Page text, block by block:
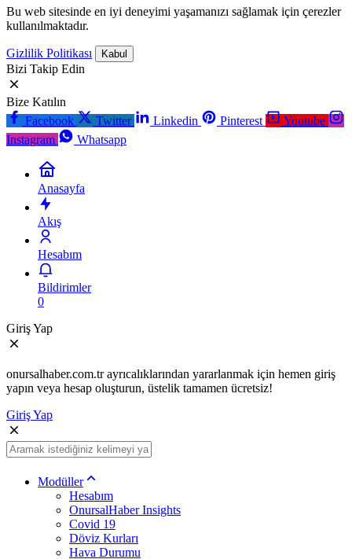
Bu web sitesinde en iyi deneyimi yaşamanızı sağlamak için çerezler
kullanılmaktadır.
Gizlilik Politikası Kabul
Bizi Takip Edin
Bize Katılın
Facebook
Twitter Linkedin Pinterest
Youtube
Instagram
Whatsapp
Anasayfa
Akış
Hesabım
Bildirimler
0
Giriş Yap
onursalhaber.com.tr ayrıcalıklarından yararlanmak için hemen giriş
yapın veya hesap oluşturun, üstelik tamamen ücretsiz!
Giriş Yap
Modüller
Hesabım
OnursalHaber Insights
Covid 19
Döviz Kurları
Hava Durumu